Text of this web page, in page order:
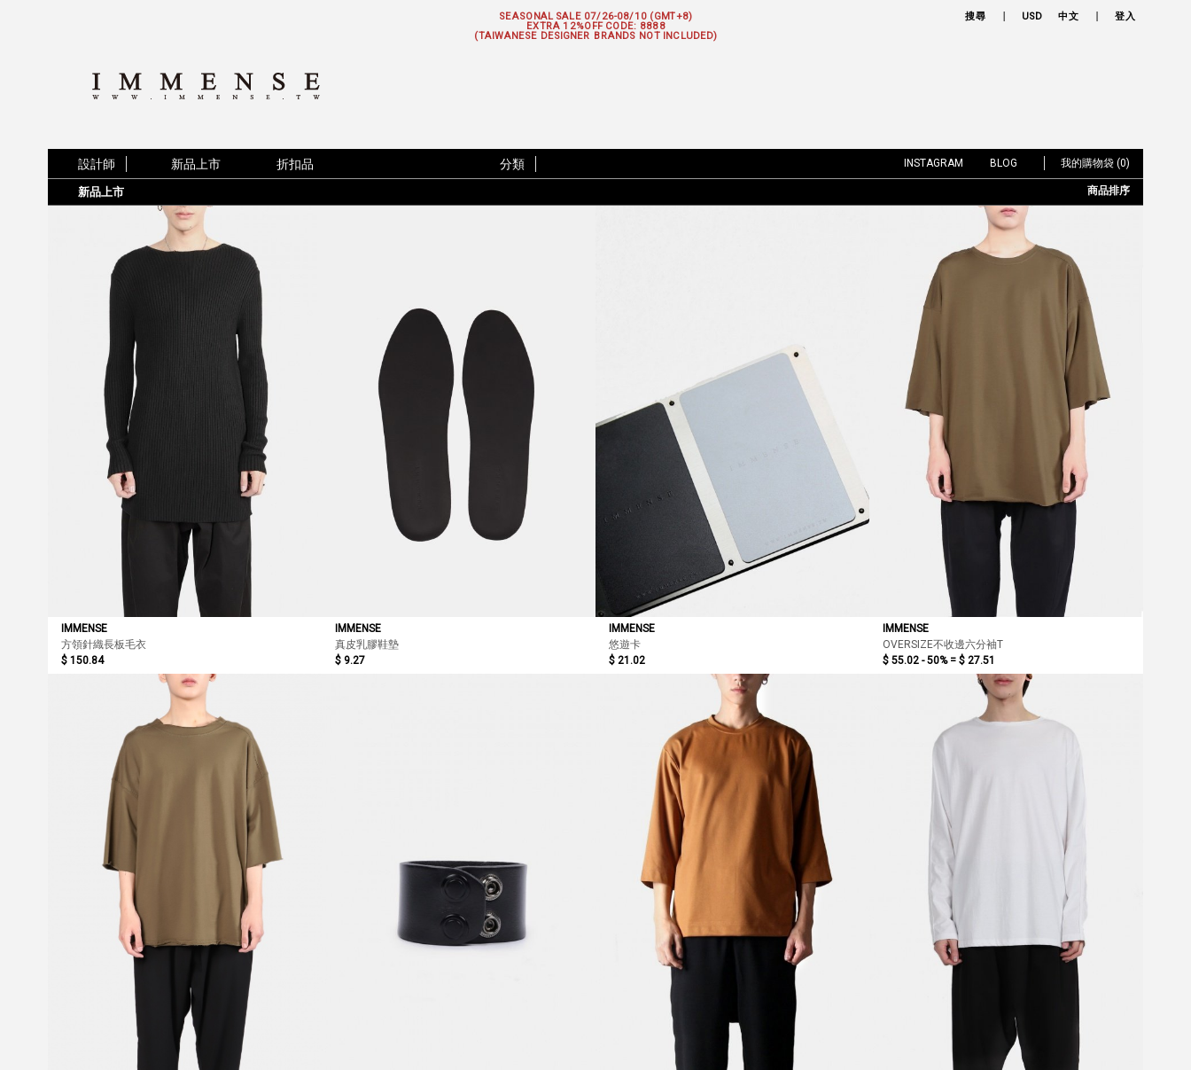
SEASONAL SALE 07/26-08/10 (GMT+8)
EXTRA 12%OFF CODE: 8888
(TAIWANESE DESIGNER BRANDS NOT INCLUDED)
搜尋 USD 中文 登入
設計師 新品上市 折扣品 分類 INSTAGRAM BLOG 我的購物袋 (0)
新品上市 商品排序
依價格低至高
依價格高至低
依折扣低至高
依折扣高至低
IMMENSE
方領針織長板毛衣
$ 150.84
IMMENSE
真皮乳膠鞋墊
$ 9.27
IMMENSE
悠遊卡
$ 21.02
IMMENSE
OVERSIZE不收邊六分袖T
$ 55.02 - 50% =$ 27.51